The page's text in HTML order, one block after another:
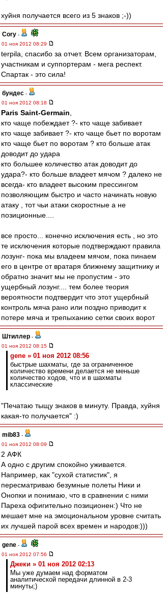
хуйня получается всего из 5 знаков ;-))
Cory -
01 ноя 2012 08:29
terpila, спасибо за отчет. Всем организаторам,
участникам и суппортерам - мега респект.
Спартак - это сила!
бундес -
01 ноя 2012 08:18
Paris Saint-Germain
кто чаще побеждает ?- кто чаще забивает
кто чаще забивает ?- кто чаще бьет по воротам
кто чаще бьет по воротам ? кто больше атак
доводит до удара
кто большее количество атак доводит до
удара?- кто больше владеет мячом ? далеко не
всегда- кто владеет высоким прессингом
позволяющим быстро и часто начинать новую
атаку , тот чьи атаки скоростные а не
позиционные....
все просто... конечно исключения есть , но это
те исключения которые подтверждают правила
лозунг- пока мы владеем мячом, пока пинаем
его в центре от вратаря ближнему защитнику и
обратно значит мы не пропустим - это
ущербный лозунг.... тем более теория
вероятности подтвердит что этот ущербный
контроль мяча рано или поздно приводит к
потере мяча и трепыханию сетки своих ворот
Штиллер -
01 ноя 2012 08:15
gene » 01 ноя 2012 08:56
быстрые шахматы, где за ограниченное
количество времени делается не меньше
количество ходов, что и в шахматы
классические
"Печатаю тыщу знаков в минуту. Правда, хуйня
какая-то получается" :)
mib83 -
01 ноя 2012 08:09
2 АФК
А одно с другим спокойно уживается.
Например, как "сухой статистик", я
пересматриваю безумные полеты Ники и
Онопки и понимаю, что в сравнении с ними
Пареха офигительно позиционен:) Что не
мешает мне на эмоциональном уровне считать
их лучшей парой всех времен и народов:)))
gene -
01 ноя 2012 07:56
Джеки » 01 ноя 2012 02:13
Мы уже думаем над форматом
аналитической передачи длинной в 2-3
минуты;)